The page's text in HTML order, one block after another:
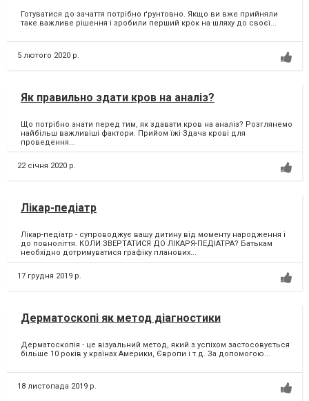
Готуватися до зачаття потрібно ґрунтовно. Якщо ви вже прийняли
таке важливе рішення і зробили перший крок на шляху до своєї...
5 лютого 2020 р.
Як правильно здати кров на аналіз?
Що потрібно знати перед тим, як здавати кров на аналіз? Розглянемо
найбільш важливіші фактори. Прийом їжі Здача крові для
проведення...
22 січня 2020 р.
Лікар-педіатр
Лікар-педіатр - супроводжує вашу дитину від моменту народження і
до повноліття. КОЛИ ЗВЕРТАТИСЯ ДО ЛІКАРЯ-ПЕДІАТРА? Батькам
необхідно дотримуватися графіку планових...
17 грудня 2019 р.
Дерматоскопі як метод діагностики
Дерматоскопія - це візуальний метод, який з успіхом застосовується
більше 10 років у країнах Америки, Європи і т.д. За допомогою...
18 листопада 2019 р.